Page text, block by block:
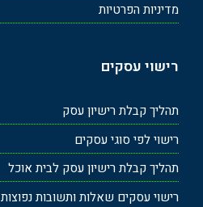
מדיניות הפרטיות
רישוי עסקים
תהליך קבלת רישיון עסק
רישוי לפי סוגי עסקים
תהליך קבלת רישיון עסק לבית אוכל
רישוי עסקים שאלות ותשובות נפוצות